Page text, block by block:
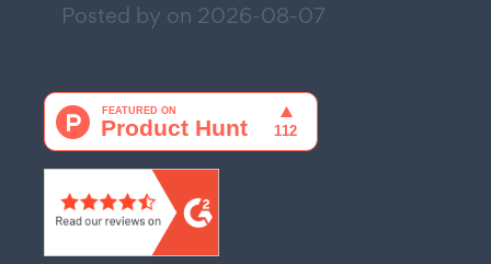
Posted by on 2026-08-07